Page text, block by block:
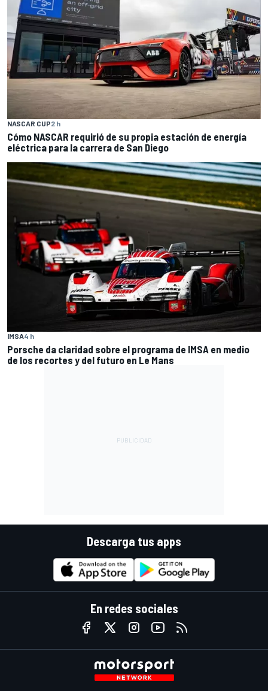
NASCAR CUP2 h
Cómo NASCAR requirió de su propia estación de energía
eléctrica para la carrera de San Diego
IMSA4 h
Porsche da claridad sobre el programa de IMSA en medio
de los recortes y del futuro en Le Mans
Descarga tus apps
En redes sociales